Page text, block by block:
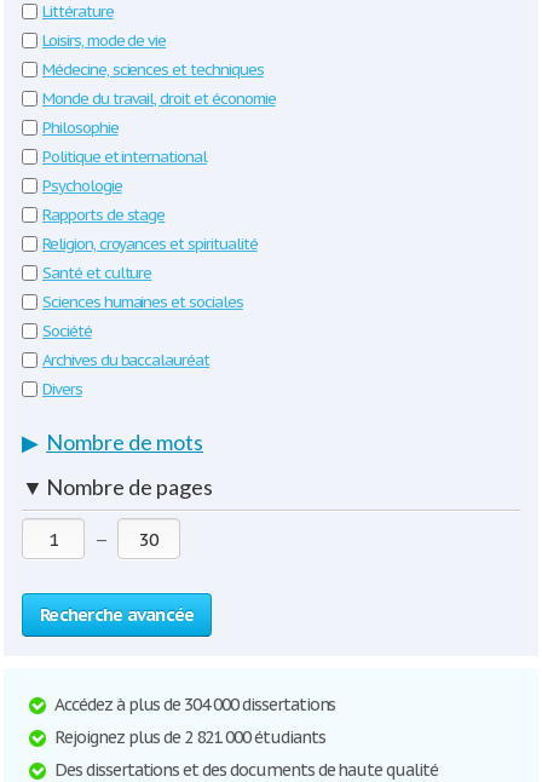
Littérature
Loisirs, mode de vie
Médecine, sciences et techniques
Monde du travail, droit et économie
Philosophie
Politique et international
Psychologie
Rapports de stage
Religion, croyances et spiritualité
Santé et culture
Sciences humaines et sociales
Société
Archives du baccalauréat
Divers
▶ Nombre de mots
▼ Nombre de pages
—
Recherche avancée
Accédez à plus de 304 000 dissertations
Rejoignez plus de 2 821 000 étudiants
Des dissertations et des documents de haute qualité